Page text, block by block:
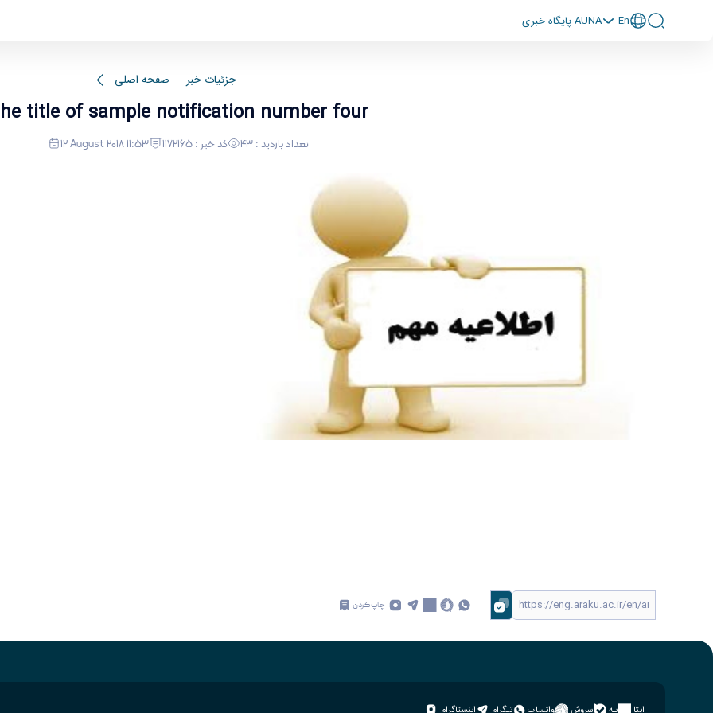
پايگاه خبری AUNA En
صفحه اصلی جزئیات خبر
title of sample notification number four
12 August 2018 11:53 کد خبر : 1172165 تعداد بازدید : 43
چاپ کردن